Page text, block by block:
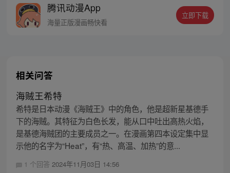
腾讯动漫App
海量正版漫画畅快看
立即下载
相关问答
海贼王希特
希特是日本动漫《海贼王》中的角色，他是超新星基德手
下的海贼。其特征为白色长发，能从口中吐出高热火焰，
是基德海贼团的主要成员之一。在漫画第四本设定集中显
示他的名字为“Heat”，有“热、高温、加热”的意...
1 个回答 2024年11月03日 14:56